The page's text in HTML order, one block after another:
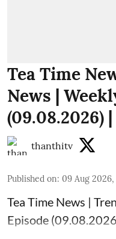
Tea Time
News |
(09.08.2026)
thanthitv
Published on: 09 Aug 2026,
Tea Time News |
Episode